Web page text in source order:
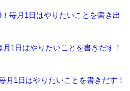
毎月1日はやりたいことを書き出
1日はやりたいことを書きだす！
月1日はやりたいことを書きだす！